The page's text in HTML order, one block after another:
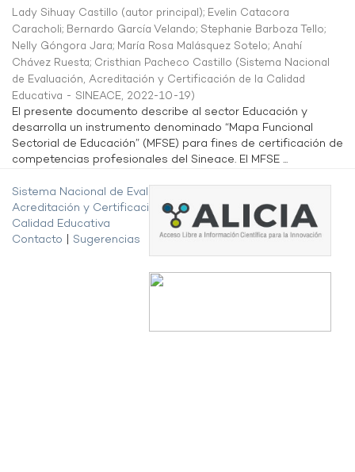
Lady Sihuay Castillo (autor principal); Evelin Catacora
Caracholi; Bernardo García Velando; Stephanie Barboza Tello;
Nelly Góngora Jara; María Rosa Malásquez Sotelo; Anahí
Chávez Ruesta; Cristhian Pacheco Castillo (Sistema Nacional
de Evaluación, Acreditación y Certificación de la Calidad
Educativa - SINEACE, 2022-10-19)
El presente documento describe al sector Educación y
desarrolla un instrumento denominado “Mapa Funcional
Sectorial de Educación” (MFSE) para fines de certificación de
competencias profesionales del Sineace. El MFSE ...
Sistema Nacional de Evaluación,
Acreditación y Certificación de la
Calidad Educativa
Contacto
Sugerencias